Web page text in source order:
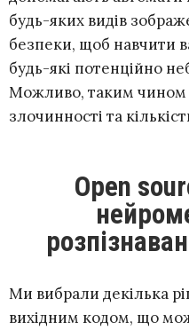
будь-яких видів
безпеки, щоб навчити
будь-які потенційно
Можливо, таким чином
злочинності та
Open source рішення:
Ми вибрали декілька
вихідним кодом, що